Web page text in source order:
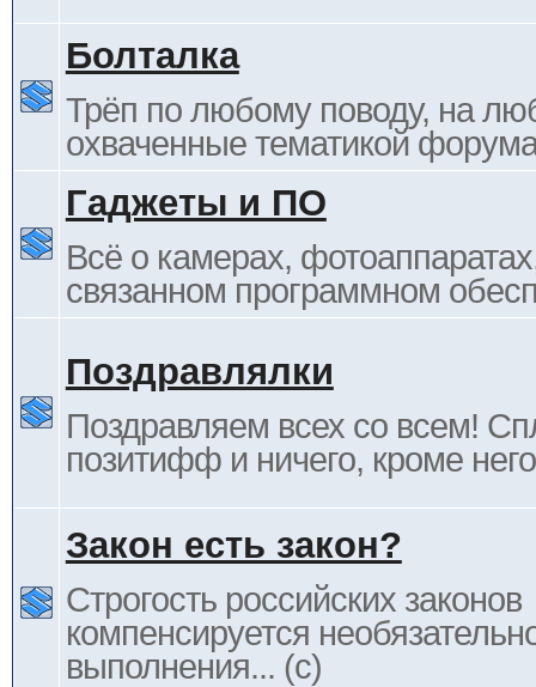
Болталка
Трёп по любому поводу, на
охваченные тематикой
Гаджеты и ПО
Всё о камерах,
связанном программном
Поздравлялки
Поздравляем всех со всем!
позитифф и ничего, кроме
Закон есть закон?
Строгость российских законов
компенсируется
выполнения... (c)